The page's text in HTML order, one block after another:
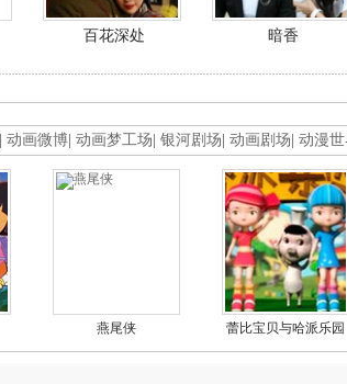
百花深处 暗香
动画微博 动画梦工场 银河剧场 动画剧场 动漫世
燕尾侠 蕾比宝贝与哈派乐园